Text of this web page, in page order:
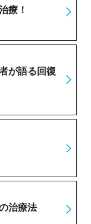
療！
が語る回復
治療法